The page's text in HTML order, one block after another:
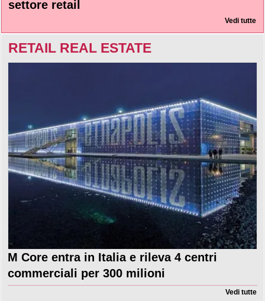
settore retail
Vedi tutte
RETAIL REAL ESTATE
M Core entra in Italia e rileva 4 centri
commerciali per 300 milioni
Vedi tutte